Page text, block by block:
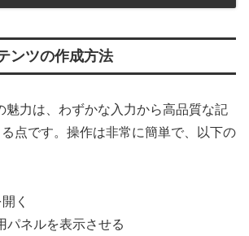
ンツの作成方法
魅力は、わずかな入力から高品質な記
点です。操作は非常に簡単で、以下の
く
パネルを表示させる